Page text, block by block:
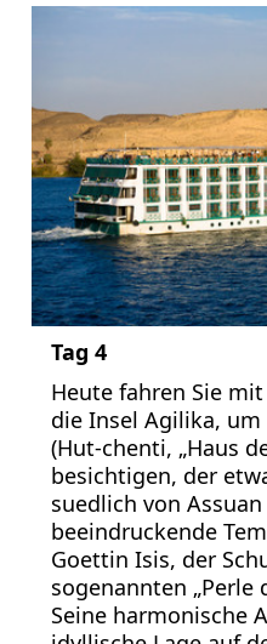
Tag 4
Heute fahren Sie
die Insel Agilika, um
(Hut-chenti, „Haus
besichtigen, der
suedlich von
beeindruckende
Goettin Isis, der
sogenannten „Perle
Seine harmonische